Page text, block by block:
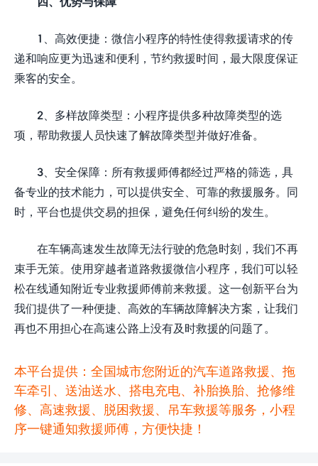
1、高效便捷：微信小程序的特性使得救援请求的传
递和响应更为迅速和便利，节约救援时间，最大限度保证
乘客的安全。
2、多样故障类型：小程序提供多种故障类型的选
项，帮助救援人员快速了解故障类型并做好准备。
3、安全保障：所有救援师傅都经过严格的筛选，具
备专业的技术能力，可以提供安全、可靠的救援服务。同
时，平台也提供交易的担保，避免任何纠纷的发生。
在车辆高速发生故障无法行驶的危急时刻，我们不再
束手无策。使用穿越者道路救援微信小程序，我们可以轻
松在线通知附近专业救援师傅前来救援。这一创新平台为
我们提供了一种便捷、高效的车辆故障解决方案，让我们
再也不用担心在高速公路上没有及时救援的问题了。
本平台提供：全国城市您附近的汽车道路救援、拖
车牵引、送油送水、搭电充电、补胎换胎、抢修维
修、高速救援、脱困救援、吊车救援等服务，小程
序一键通知救援师傅，方便快捷！